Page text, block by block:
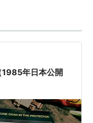
年日本公開